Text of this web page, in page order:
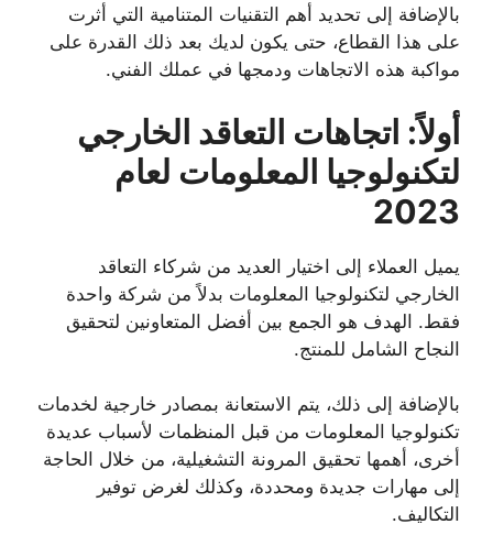
بالإضافة إلى تحديد أهم التقنيات المتنامية التي أثرت
على هذا القطاع، حتى يكون لديك بعد ذلك القدرة على
مواكبة هذه الاتجاهات ودمجها في عملك الفني.
أولاً: اتجاهات التعاقد الخارجي
لتكنولوجيا المعلومات لعام
2023
يميل العملاء إلى اختيار العديد من شركاء التعاقد
الخارجي لتكنولوجيا المعلومات بدلاً من شركة واحدة
فقط. الهدف هو الجمع بين أفضل المتعاونين لتحقيق
النجاح الشامل للمنتج.
بالإضافة إلى ذلك، يتم الاستعانة بمصادر خارجية لخدمات
تكنولوجيا المعلومات من قبل المنظمات لأسباب عديدة
أخرى، أهمها تحقيق المرونة التشغيلية، من خلال الحاجة
إلى مهارات جديدة ومحددة، وكذلك لغرض توفير
التكاليف.